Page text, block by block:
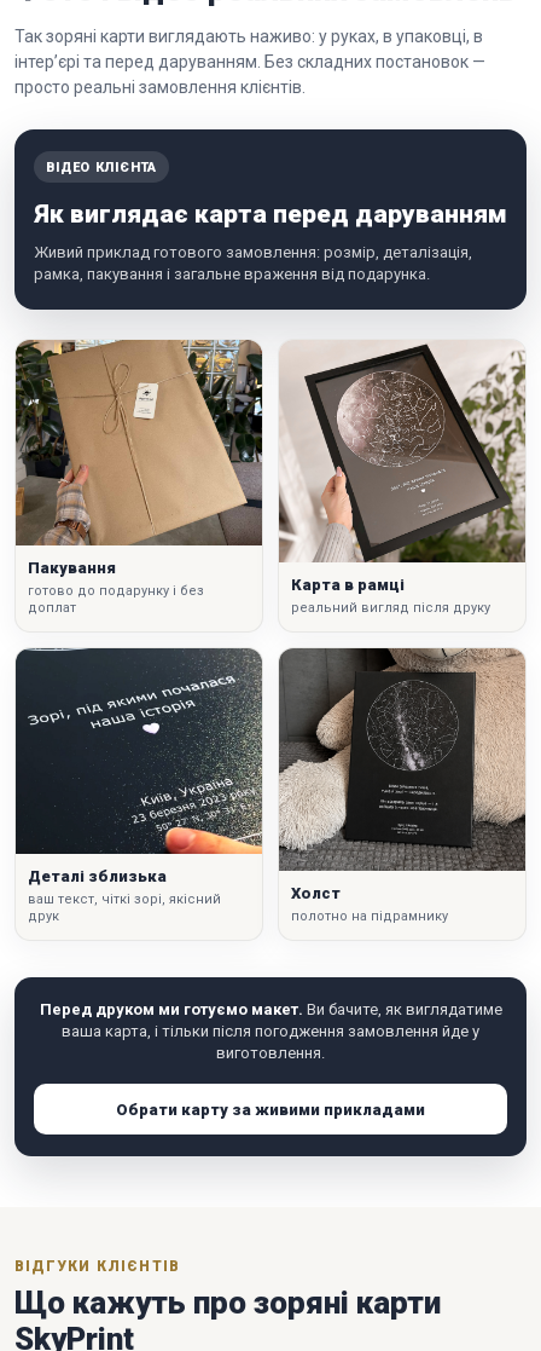
Так зоряні карти виглядають наживо: у руках, в упаковці, в
інтер’єрі та перед даруванням. Без складних постановок —
просто реальні замовлення клієнтів.
ВІДЕО КЛІЄНТА
Як виглядає карта перед даруванням
Живий приклад готового замовлення: розмір, деталізація,
рамка, пакування і загальне враження від подарунка.
Пакування
готово до подарунку і без
доплат
Карта в рамці
реальний вигляд після друку
Деталі зблизька
ваш текст, чіткі зорі, якісний
друк
Холст
полотно на підрамнику
Перед друком ми готуємо макет. Ви бачите, як виглядатиме
ваша карта, і тільки після погодження замовлення йде у
виготовлення.
Обрати карту за живими прикладами
ВІДГУКИ КЛІЄНТІВ
Що кажуть про зоряні карти
SkyPrint